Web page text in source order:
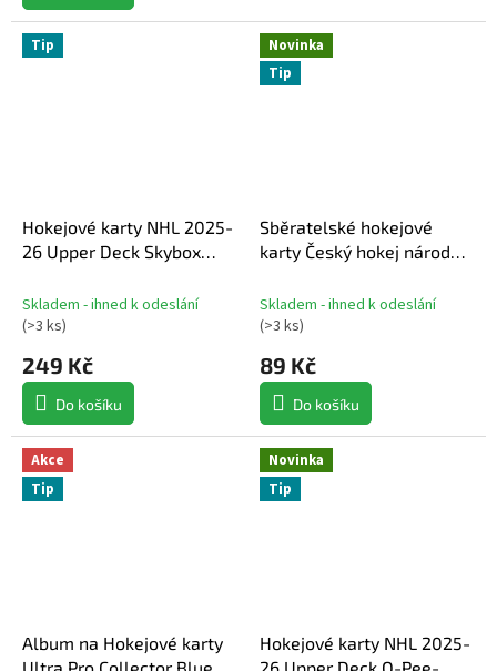
Tip
Hokejové karty NHL 2025-
26 Upper Deck Skybox
Balíček
Skladem - ihned k odeslání
(>3 ks)
249 Kč
Do košíku
Novinka
Tip
Sběratelské hokejové
karty Český hokej národní
2025/2026 Series 1 hobby
balíček
Skladem - ihned k odeslání
(>3 ks)
89 Kč
Do košíku
Akce
Tip
Album na Hokejové karty
Novinka
Tip
Hokejové karty NHL 2025-